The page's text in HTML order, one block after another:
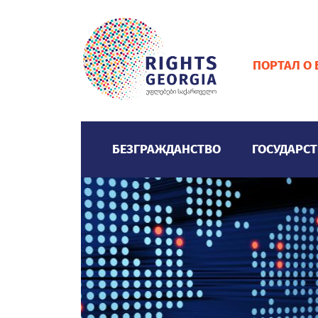
ПОРТАЛ О
БЕЗГРАЖДАНСТВО
ЗНАЧЕНИЕ БЕЗГРАЖДАНСТВА
ГРАЖДАНСТВО
ОБРАЗОВАНИЕ
ВИДЕО ГАЛЕРЕЯ